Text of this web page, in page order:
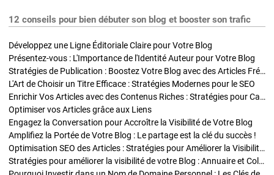
12 conseils pour bien débuter son blog et booster son trafic
Développez une Ligne Éditoriale Claire pour Votre Blog
Présentez-vous : L'Importance de l'Identité Auteur pour Votre Blog
Stratégies de Publication : Boostez Votre Blog avec des Articles Fréquents et Exclusifs
L'Art de Choisir un Titre Efficace : Stratégies Modernes pour le SEO
Enrichir Vos Articles avec des Contenus Riches : Stratégies pour Captiver et Optimiser
Optimiser vos Articles grâce aux Liens
Engagez la Conversation pour Accroître la Visibilité de Votre Blog
Amplifiez la Portée de Votre Blog : Le partage est la clé du succès !
Optimisation SEO des Articles : Stratégies pour Améliorer la Visibilité de Votre Blog
Stratégies pour améliorer la visibilité de votre Blog : Annuaire et Collaborations